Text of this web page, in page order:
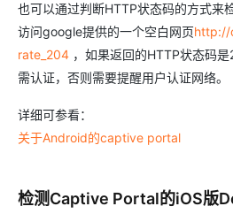
也可以通过判断HTTP状态码的方式来
访问google提供的一个空白网页http://
rate_204 ，如果返回的HTTP状态码
需认证，否则需要提醒用户认证网络。
详细可参看：
关于Android的captive portal
检测Captive Portal的iOS版